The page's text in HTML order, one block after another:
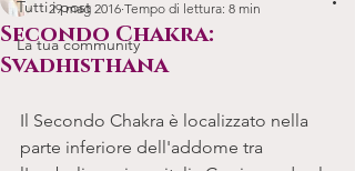
Tutti i post
La tua community
Secondo Chakra:
Svadhisthana
29 mag 2016 Tempo di lettura: 8 min
Il Secondo Chakra è localizzato nella
parte inferiore dell'addome tra